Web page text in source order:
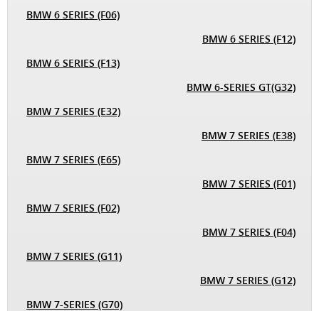
BMW 6 SERIES (F06)
BMW 6 SERIES (F12)
BMW 6 SERIES (F13)
BMW 6-SERIES GT(G32)
BMW 7 SERIES (E32)
BMW 7 SERIES (E38)
BMW 7 SERIES (E65)
BMW 7 SERIES (F01)
BMW 7 SERIES (F02)
BMW 7 SERIES (F04)
BMW 7 SERIES (G11)
BMW 7 SERIES (G12)
BMW 7-SERIES (G70)